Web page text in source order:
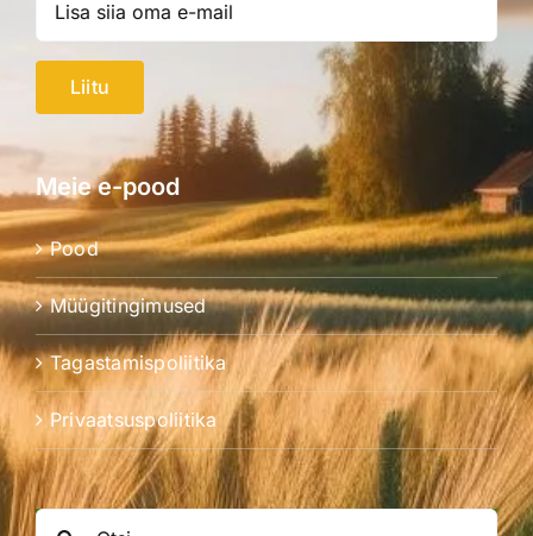
Liitu
Meie e-pood
Pood
Müügitingimused
Tagastamispoliitika
Privaatsuspoliitika
Search